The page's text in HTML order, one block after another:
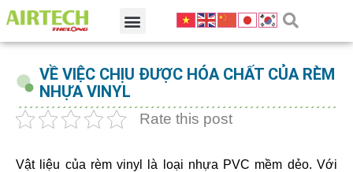
VỀ VIỆC CHỊU ĐƯỢC HÓA CHẤT CỦA RÈM
NHỰA VINYL
Rate this post
Vật liệu của rèm vinyl là loại nhựa PVC mềm dẻo. Với